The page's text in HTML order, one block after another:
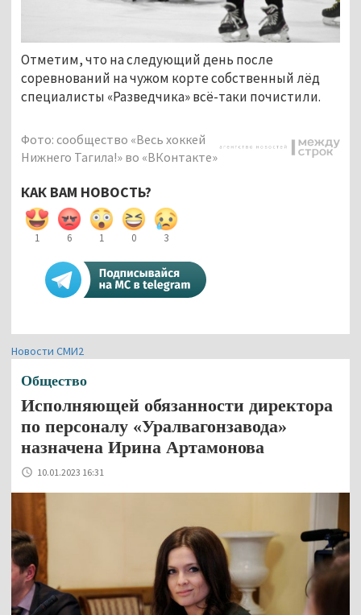
Отметим, что на следующий день после
соревнований на чужом корте собственный лёд
специалисты «Разведчика» всё-таки почистили.
Фото: сообщество «Весь хоккей
Нижнего Тагила!» во «ВКонтакте»
КАК ВАМ НОВОСТЬ?
1 6 1 0 3
Новости СМИ2
Общество
Исполняющей обязанности директора
по персоналу «Уралвагонзавода»
назначена Ирина Артамонова
10.01.2023 16:31